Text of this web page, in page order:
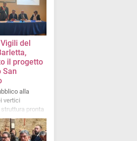
del
il progetto
San
alla
vertici
pronta